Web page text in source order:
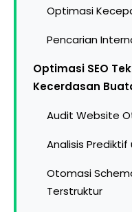
Optimasi
Pencarian
Optimasi SEO
Kecerdasan
Audit Website
Analisis
Otomasi
Terstruktur